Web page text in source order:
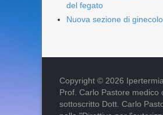
del fegato
Nuova sezione di
Copyright © 2026
Prof. Carlo Pastore
sottoscritto Dott. Carlo